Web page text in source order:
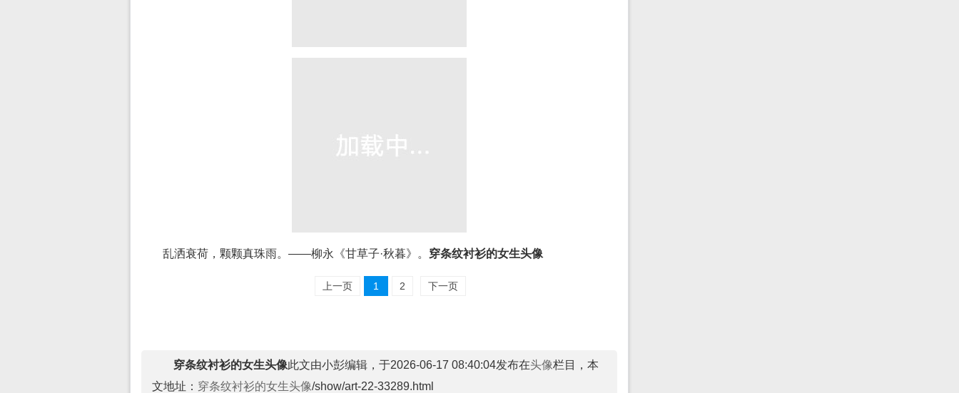
乱洒衰荷，颗颗真珠雨。——柳永《甘草子·秋暮》。 穿条纹衬衫的女生头像
上一页 1 2 下一页
穿条纹衬衫的女生头像此文由小彭编辑，于2026-06-17 08:40:04发布在头像栏目，本
文地址： 穿条纹衬衫的女生头像/show/art-22-33289.html